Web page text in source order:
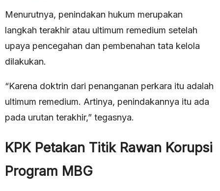
Menurutnya, penindakan hukum merupakan
langkah terakhir atau ultimum remedium setelah
upaya pencegahan dan pembenahan tata kelola
dilakukan.
“Karena doktrin dari penanganan perkara itu adalah
ultimum remedium. Artinya, penindakannya itu ada
pada urutan terakhir,” tegasnya.
KPK Petakan Titik Rawan Korupsi
Program MBG